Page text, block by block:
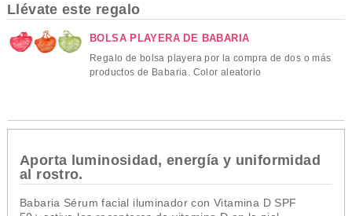
Llévate este regalo
BOLSA PLAYERA DE BABARIA
Regalo de bolsa playera por la compra de dos o más
productos de Babaria. Color aleatorio
Aporta luminosidad, energía y uniformidad
al rostro.
Babaria Sérum facial iluminador con Vitamina D SPF